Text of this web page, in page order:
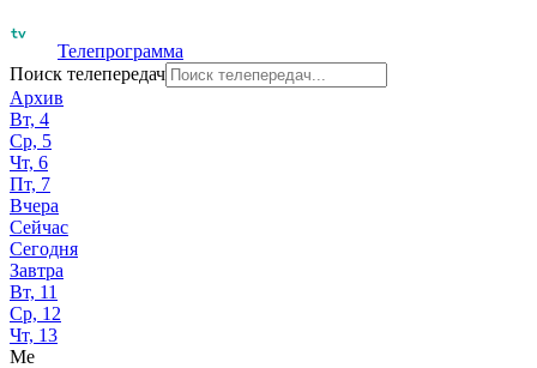
Телепрограмма
Поиск телепередач
Архив
Вт, 4
Ср, 5
Чт, 6
Пт, 7
Вчера
Сейчас
Сегодня
Завтра
Вт, 11
Ср, 12
Чт, 13
Me